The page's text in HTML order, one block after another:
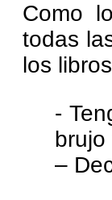
Como
todas
los
-
–